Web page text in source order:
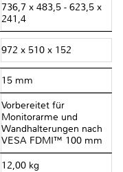
736,7 x 483,5 - 623,5 x
241,4
972 x 510 x 152
15 mm
Vorbereitet für
Monitorarme und
Wandhalterungen nach
VESA FDMI™ 100 mm
12,00 kg